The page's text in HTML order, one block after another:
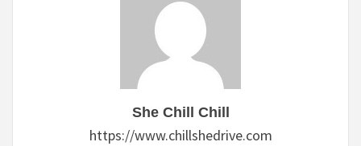
She Chill Chill
https://www.chillshedrive.com